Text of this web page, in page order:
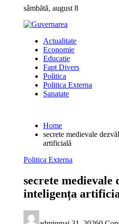
content
sâmbătă, august 8
Actualitate
Economie
Educatie
Fapt Divers
Politica
Politica Externa
Sanatate
Home
secrete medievale
artificială
Politica Externa
secrete medievale
inteligența